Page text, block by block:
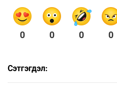
0 0 0 0
Сэтгэгдэл: